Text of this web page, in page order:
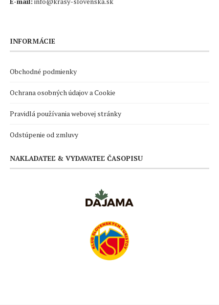
INFORMÁCIE
Obchodné podmienky
Ochrana osobných údajov a Cookie
Pravidlá používania webovej stránky
Odstúpenie od zmluvy
NAKLADATEĽ & VYDAVATEĽ ČASOPISU